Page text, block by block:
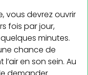
vous devrez ouvrir
fois par jour,
minutes.
chance de
en son sein. Au